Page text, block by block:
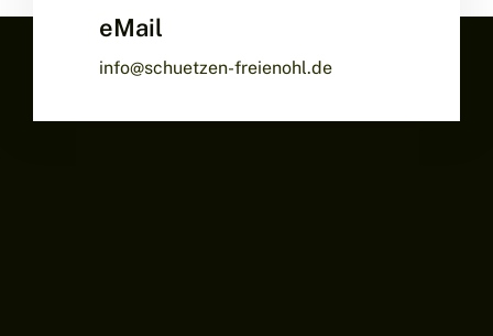
eMail
info@schuetzen-freienohl.de